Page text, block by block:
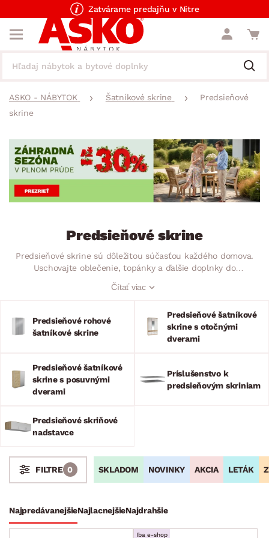
Zatvárame predajňu v Nitre
ASKO - NÁBYTOK Šatníkové skrine
Predsieňové
skrine
Predsieňové skrine
Predsieňové skrine sú dôležitou súčasťou každého domova.
Uschovajte oblečenie, topánky a ďalšie doplnky do
Hľadáte šatníkovú skriňu so zrkadlom alebo bez neho? Chcete
kovu alebo betónu? Nahliadnite do našej ponuky a vyberte si!
Čítať viac
Predsieňové rohové
šatníkové skrine
Predsieňové šatníkové
skrine s otočnými
dverami
Predsieňové šatníkové
skrine s posuvnými
dverami
Príslušenstvo k
predsieňovým skriniam
Predsieňové skriňové
nadstavce
SKLADOM NOVINKY AKCIA LETÁK
FILTRE 0
NajpredávanejšieNajlacnejšieNajdrahšie
Iba e-shop